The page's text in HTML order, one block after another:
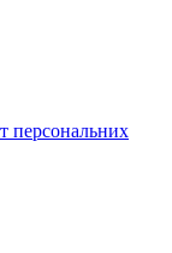
персональних